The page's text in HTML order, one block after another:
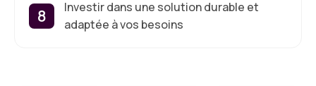
Investir dans une solution durable et
adaptée à vos besoins